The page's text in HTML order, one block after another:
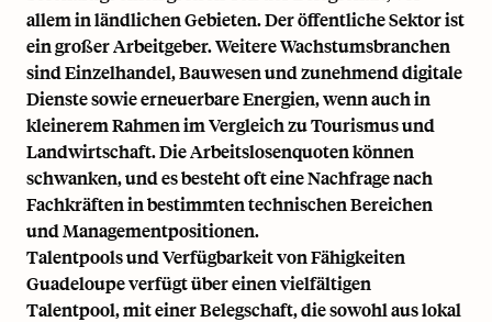
allem in ländlichen Gebieten. Der öffentliche Sektor ist
ein großer Arbeitgeber. Weitere Wachstumsbranchen
sind Einzelhandel, Bauwesen und zunehmend digitale
Dienste sowie erneuerbare Energien, wenn auch in
kleinerem Rahmen im Vergleich zu Tourismus und
Landwirtschaft. Die Arbeitslosenquoten können
schwanken, und es besteht oft eine Nachfrage nach
Fachkräften in bestimmten technischen Bereichen
und Managementpositionen.
Talentpools und Verfügbarkeit von Fähigkeiten
Guadeloupe verfügt über einen vielfältigen
Talentpool, mit einer Belegschaft, die sowohl aus lokal